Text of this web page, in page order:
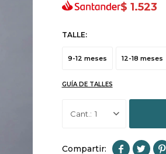
$ 1.523
TALLE:
9-12 meses 12-18 meses
GUÍA DE TALLES
1
  